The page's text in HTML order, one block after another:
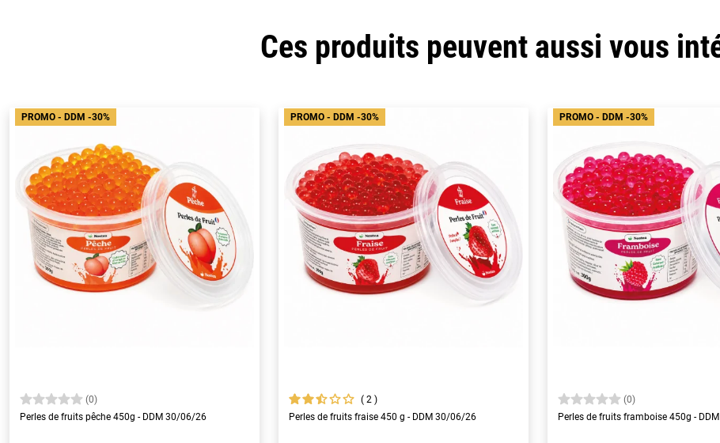
Ces produits peuvent aussi vous
(0)
Perles de fruits pêche 450g - DDM 30/06/26
PROMO - DDM -30%
2
Perles de fruits fraise 450 g - DDM 30/06/26
PROMO - DDM -30%
(0)
Perles de fruits framboise 450g -
PROMO - DDM -30%